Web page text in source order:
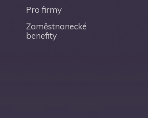
Pro firmy
Zaměstnanecké
benefity